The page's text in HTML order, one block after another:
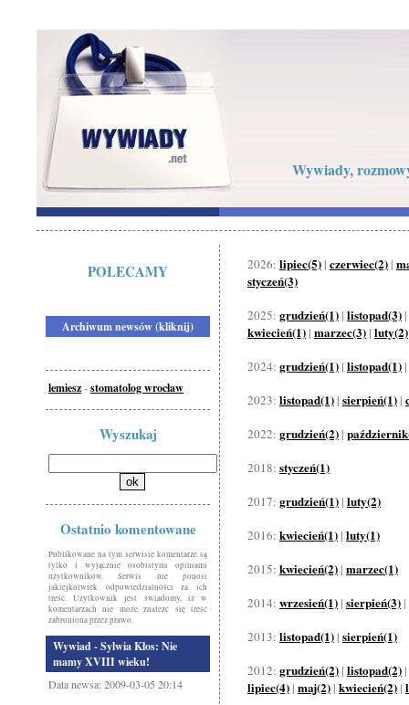
Wywiady,
POLECAMY
Archiwum newsów (kliknij)
lemiesz-stomatolog wrocław
Wyszukaj
Ostatnio komentowane
Publikowane na tym serwisie komentarze są
tylko i wyłącznie osobistymi opiniami
użytkowników. Serwis nie ponosi
jakiejkolwiek odpowiedzialności za ich
treść. Użytkownik jest świadomy, iż w
komentarzach nie może znaleźć się treść
zabroniona przez prawo.
Wywiad - Sylwia Kłos: Nie
mamy XVIII wieku!
Data newsa: 2009-03-05 20:14
2026: lipiec(5) | czerwiec(2) |
styczeń(3)
2025: grudzień(1) | listopad(3) |
kwiecień(1) | marzec(3) | luty(2)
2024: grudzień(1) | listopad(1) |
2023: listopad(1) | sierpień(1) |
2022: grudzień(2) |
2018: styczeń(1)
2017: grudzień(1) | luty(2)
2016: kwiecień(1) | luty(1)
2015: kwiecień(2) | marzec(1)
2014: wrzesień(1) | sierpień(3) |
2013: listopad(1) | sierpień(1)
2012: grudzień(2) | listopad(2) |
lipiec(4) | maj(2) | kwiecień(2) |